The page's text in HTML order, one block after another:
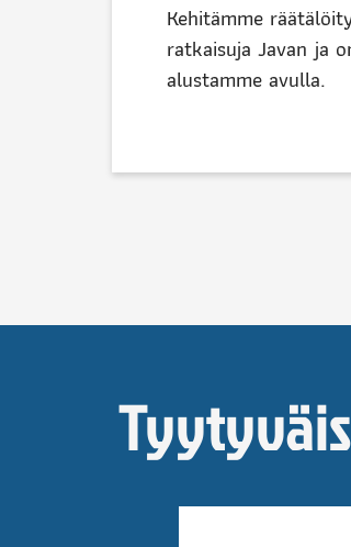
Kehitämme
ratkaisuja Javan ja
alustamme avulla.